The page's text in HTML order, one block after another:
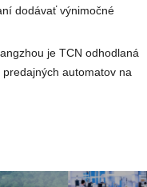
dodávať výnimočné
je TCN odhodlaná
automatov na